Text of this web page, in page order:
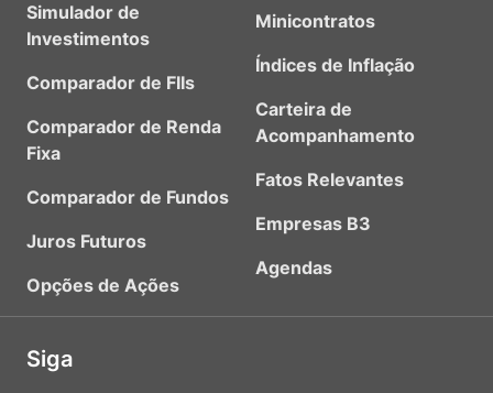
Simulador de
Investimentos
Comparador de FIIs
Comparador de Renda
Fixa
Comparador de Fundos
Juros Futuros
Opções de Ações
Minicontratos
Índices de Inflação
Carteira de
Acompanhamento
Fatos Relevantes
Empresas B3
Agendas
Siga